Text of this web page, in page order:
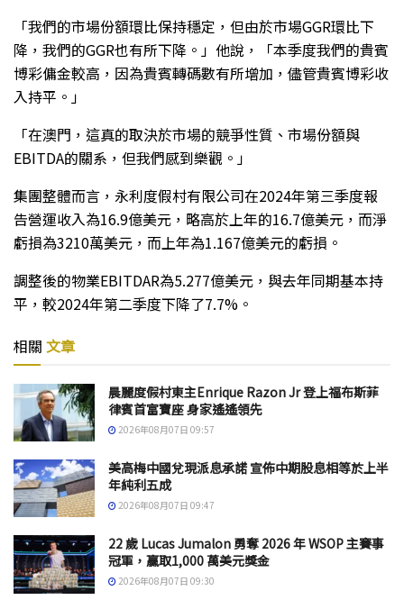
「我們的市場份額環比保持穩定，但由於市場GGR環比下
降，我們的GGR也有所下降。」他說，「本季度我們的貴賓
博彩傭金較高，因為貴賓轉碼數有所增加，儘管貴賓博彩收
入持平。」
「在澳門，這真的取決於市場的競爭性質、市場份額與
EBITDA的關系，但我們感到樂觀。」
集團整體而言，永利度假村有限公司在2024年第三季度報
告營運收入為16.9億美元，略高於上年的16.7億美元，而淨
虧損為3210萬美元，而上年為1.167億美元的虧損。
調整後的物業EBITDAR為5.277億美元，與去年同期基本持
平，較2024年第二季度下降了7.7%。
相關 文章
晨麗度假村東主Enrique Razon Jr 登上福布斯菲
律賓首富寶座 身家遙遙領先
2026年08月07日 09:57
美高梅中國兌現派息承諾 宣佈中期股息相等於上半
年純利五成
2026年08月07日 09:47
22 歲 Lucas Jumalon 勇奪 2026 年 WSOP 主賽事
冠軍，贏取1,000 萬美元獎金
2026年08月07日 09:30